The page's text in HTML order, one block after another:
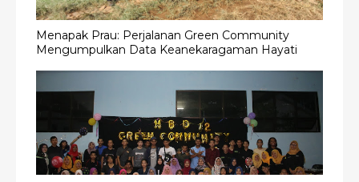
Menapak Prau: Perjalanan Green Community
Mengumpulkan Data Keanekaragaman Hayati